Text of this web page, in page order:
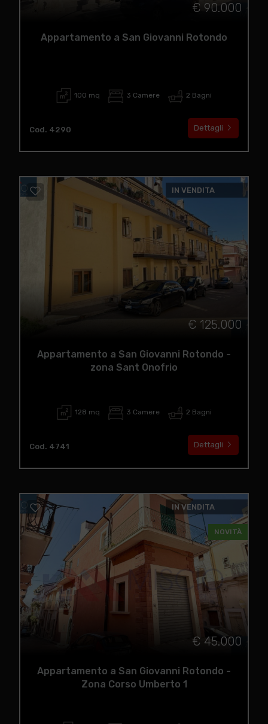
€ 90.000
Appartamento a San Giovanni Rotondo
100 mq 3 Camere 2 Bagni
Cod. 4290 Dettagli
IN VENDITA
€ 125.000
Appartamento a San Giovanni Rotondo -
zona Sant Onofrio
128 mq 3 Camere 2 Bagni
Cod. 4741 Dettagli
IN VENDITA
NOVITÀ
€ 45.000
Appartamento a San Giovanni Rotondo -
Zona Corso Umberto 1